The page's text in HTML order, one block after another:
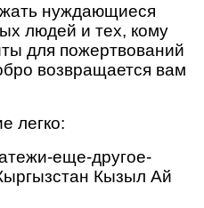
нуждающиеся
людей и тех, кому
для пожертвований
возвращается вам
легко:
еще-другое-
Кызыл Ай